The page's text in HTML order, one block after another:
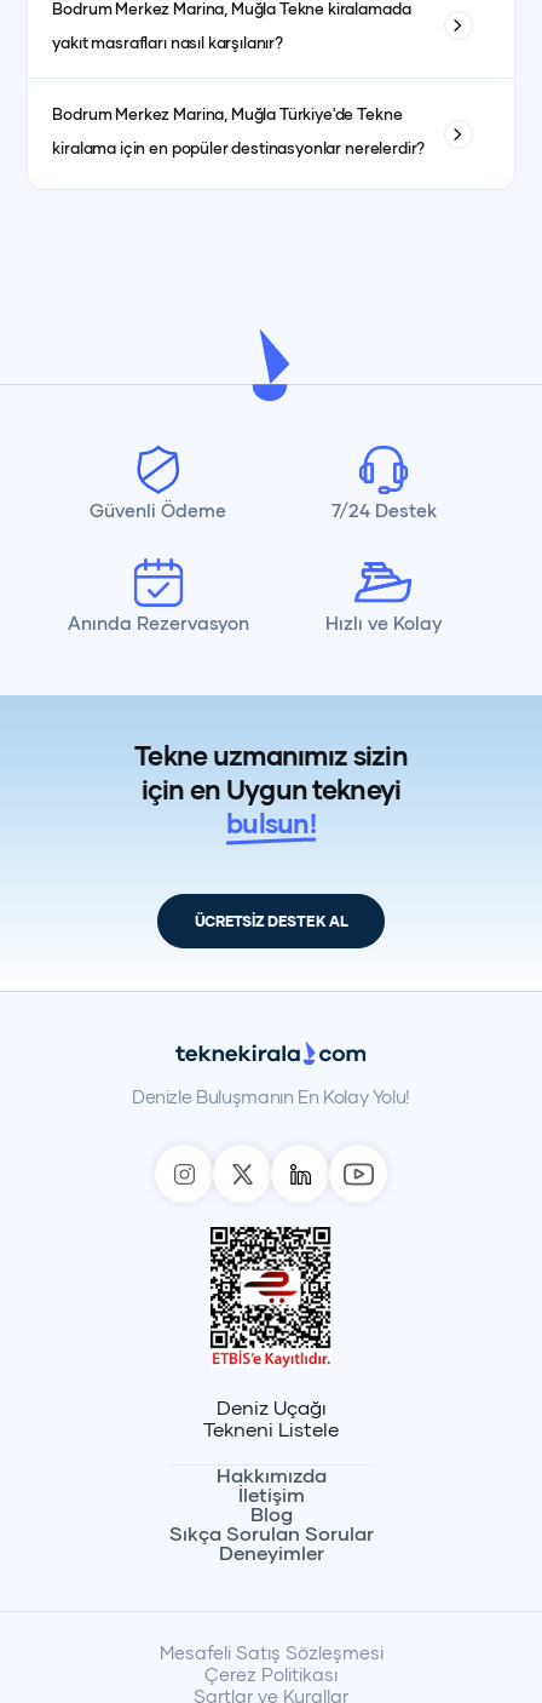
göre ayrıca planlanır.
bulunmaktadır. Kaptansız kiralama için yeterli denizcilik
tecrübesine sahip olmanız gerekmektedir.
Bodrum Merkez Marina, MuğlaTekne kiralamada
yakıt masrafları nasıl karşılanır?
teknelerde fiyat ayrı olabilmektedir. her teknenin ilan detay
kısmında görebilirsiniz.
Bodrum Merkez Marina, MuğlaTürkiye'de Tekne
kiralama için en popüler destinasyonlar nerelerdir?
Güvenli Ödeme 7/24 Destek
Anında Rezervasyon Hızlı ve Kolay
Tekne uzmanımız sizin
için en Uygun tekneyi
bulsun!
ÜCRETSİZ DESTEK AL
Denizle Buluşmanın En Kolay Yolu!
Deniz Uçağı
Tekneni Listele
Hakkımızda
İletişim
Blog
Sıkça Sorulan Sorular
Deneyimler
Mesafeli Satış Sözleşmesi
Çerez Politikası
Şartlar ve Kurallar